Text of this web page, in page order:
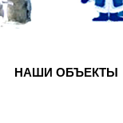
НАШИ ОБЪЕКТЫ